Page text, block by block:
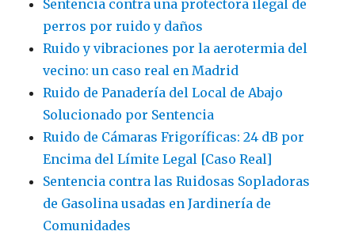
Sentencia contra una protectora ilegal de
perros por ruido y daños
Ruido y vibraciones por la aerotermia del
vecino: un caso real en Madrid
Ruido de Panadería del Local de Abajo
Solucionado por Sentencia
Ruido de Cámaras Frigoríficas: 24 dB por
Encima del Límite Legal [Caso Real]
Sentencia contra las Ruidosas Sopladoras
de Gasolina usadas en Jardinería de
Comunidades